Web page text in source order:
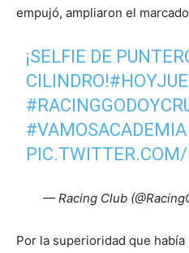
empujó, ampliaron el
¡SELFIE DE
CILINDRO!
#VAMOSACADEMIA
— Racing Club
Por la superioridad que